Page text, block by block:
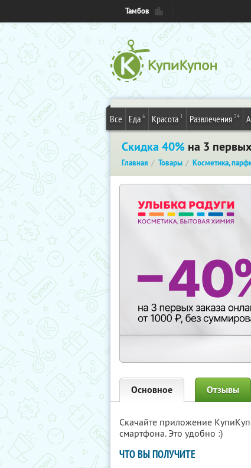
Тамбов
Все Еда 6 Красота 1 Развлечения 24
Скидка 40% на 3
Главная Товары Косметика,
Основное Отзывы
Скачайте приложение
смартфона. Это удобно :)
ЧТО ВЫ ПОЛУЧИТЕ